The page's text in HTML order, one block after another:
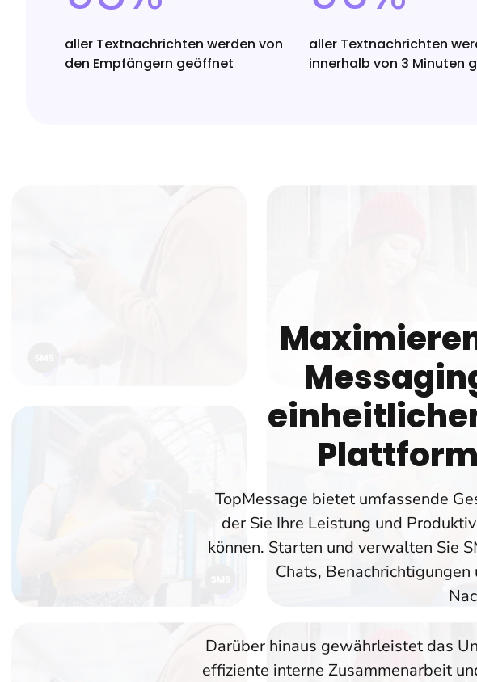
aller Textnachrichten werden von
den Empfängern geöffnet
aller Textnachrichten
innerhalb von 3 Minuten
TopMessage bietet umfassende
der Sie Ihre Leistung und
können. Starten und verwalten Sie
Chats,
Darüber hinaus gewährleistet das
effiziente interne Zusammenarbeit